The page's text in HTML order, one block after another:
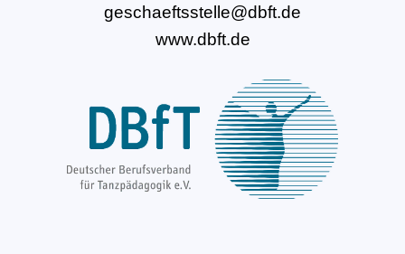
geschaeftsstelle@dbft.de
www.dbft.de